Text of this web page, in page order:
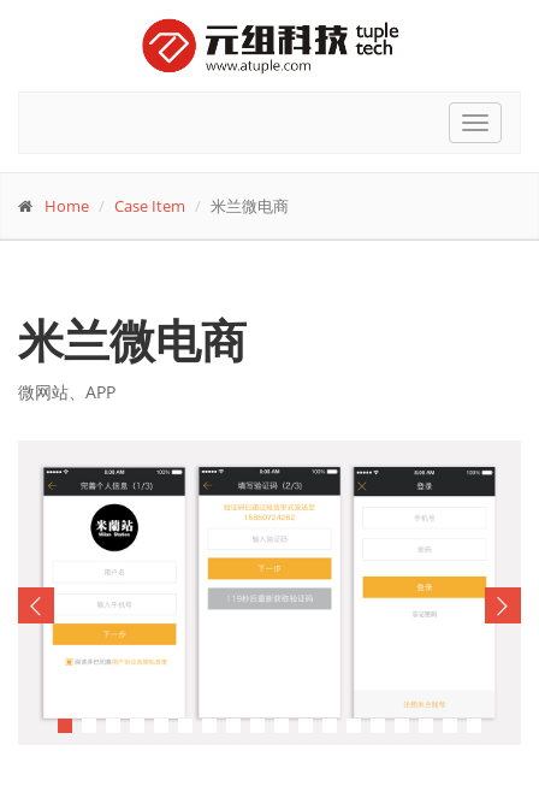
Toggle
Home Case Item 米兰微电商
米兰微电商
微网站、APP